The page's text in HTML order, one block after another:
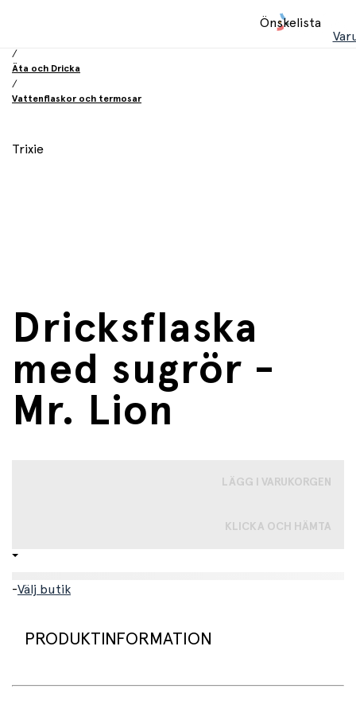
Önskelista
/
Äta och Dricka
/
Vattenflaskor och termosar
Trixie
Dricksflaska
med sugrör -
Mr. Lion
LÄGG I VARUKORGEN
KLICKA OCH HÄMTA
-Välj butik
PRODUKTINFORMATION